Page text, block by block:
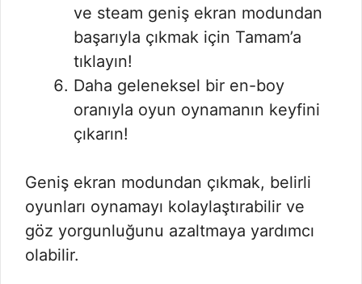
ve steam geniş ekran modundan
başarıyla çıkmak için Tamam’a
tıklayın!
Daha geleneksel bir en-boy
oranıyla oyun oynamanın keyfini
çıkarın!
Geniş ekran modundan çıkmak, belirli
oyunları oynamayı kolaylaştırabilir ve
göz yorgunluğunu azaltmaya yardımcı
olabilir.